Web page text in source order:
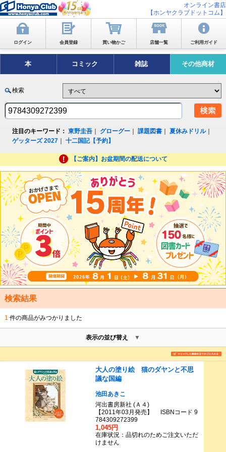
オンライン書店
【ホンヤクラブドットコム】
ログイン 会員登録 買い物かご 店舗一覧 ご利用ガイド
本 コミック 雑誌 その他商材
検索
注目のキーワード： 東野圭吾 グローグー ｜課題図書 ｜夏休みドリル｜
ゲッターズ 2027 ｜十二国記【予約】
【ご案内】お盆期間の配送について
検索結果
1 件の商品がみつかりました
表示の並び替え
大人の塗り絵 猫のダヤンと不思
議な国編
池田あきこ
河出書房新社 (Ａ４)
【2011年03月発売】 ISBNコード 9
784309272399
1,045円
在庫状況：品切れのためご注文いただ
けません